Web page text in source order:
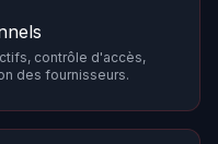
contrôle d'accès,
des fournisseurs.